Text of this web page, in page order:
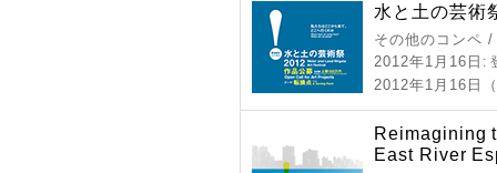
水と土の芸術
その他のコンペ
2012年1月16日 :
2012年1月16日
Reimagining
East River